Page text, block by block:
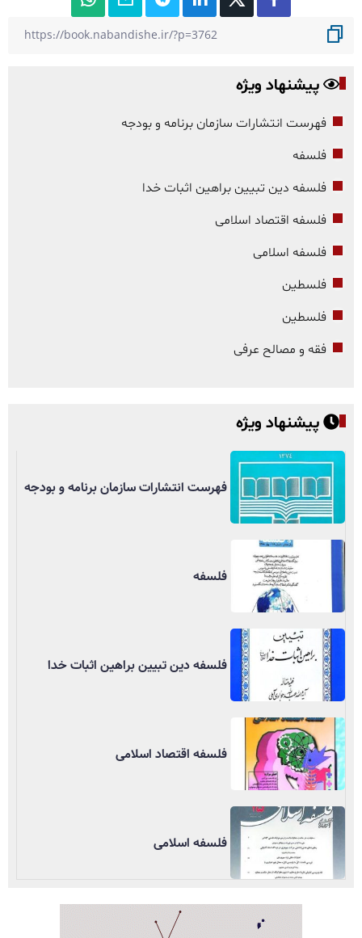
پیشنهاد ویژه
فهرست انتشارات سازمان برنامه و بودجه
فلسفه
فلسفه دین تبیین براهین اثبات خدا
فلسفه اقتصاد اسلامی
فلسفه اسلامی
فلسطین
فلسطین
فقه و مصالح عرفی
پیشنهاد ویژه
فهرست انتشارات سازمان برنامه و بودجه
فلسفه
فلسفه دین تبیین براهین اثبات خدا
فلسفه اقتصاد اسلامی
فلسفه اسلامی